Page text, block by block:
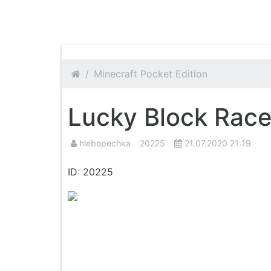
Minecraft Pocket Edition
Lucky Block
hlebopechka 20225 21.07.2020 21:19
ID: 20225